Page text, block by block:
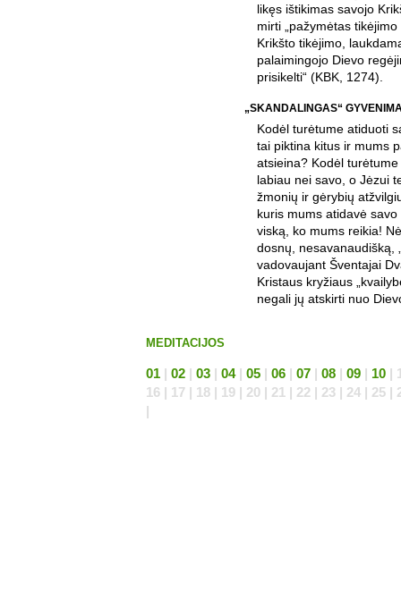
likęs ištikimas savojo
mirti „pažymėtas
Krikšto tikėjimo,
palaimingojo Dievo
prisikelti“ (KBK, 1274).
„SKANDALINGAS“
Kodėl turėtume atiduoti
tai piktina kitus ir mums
atsieina? Kodėl
labiau nei savo, o Jėzui
žmonių ir gėrybių
kuris mums atidavė
viską, ko mums reikia!
dosnų, nesavanaudišką,
vadovaujant Šventajai
Kristaus kryžiaus
negali jų atskirti nuo
MEDITACIJOS
01 | 02 | 03 | 04| 05 | 06 | 07 | 08 | 09 | 10 |
16 | 17 | 18 | 19 | 20 | 21 | 22 | 23 | 24 | 25 |
|